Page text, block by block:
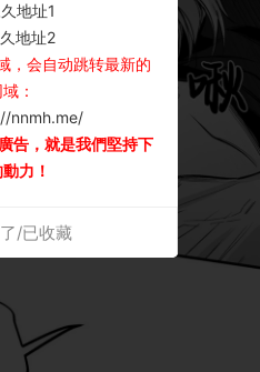
地址1
地址2
，会自动跳转最新的
：
nnmh.me/
告，就是我們堅持下
力！
/已收藏